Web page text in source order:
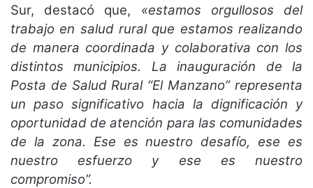
Sur, destacó que, «estamos orgullosos del
trabajo en salud rural que estamos realizando
de manera coordinada y colaborativa con los
distintos municipios. La inauguración de la
Posta de Salud Rural “El Manzano” representa
un paso significativo hacia la dignificación y
oportunidad de atención para las comunidades
de la zona. Ese es nuestro desafío, ese es
nuestro esfuerzo y ese es nuestro
compromiso”.